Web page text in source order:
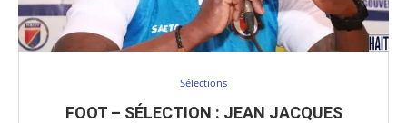
Sélections
FOOT – SÉLECTION : JEAN JACQUES